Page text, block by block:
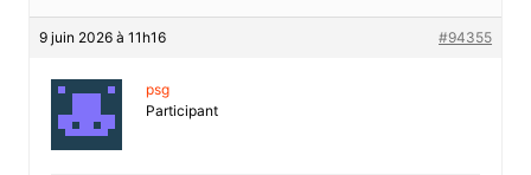
9 juin 2026 à 11h16 #94355
psg
Participant